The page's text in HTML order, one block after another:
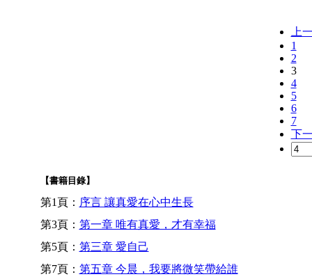
上
1
2
3
4
5
6
7
下
【書籍目錄】
第1頁： 序言 讓真愛在心中生長
第3頁： 第一章 唯有真愛，才有幸福
第5頁： 第三章 愛自己
第7頁： 第五章 今晨，我要將微笑帶給誰